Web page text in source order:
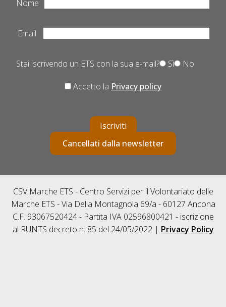
Nome
Email
Stai iscrivendo un ETS con la sua e-mail? Sì No
Accetto la Privacy policy
Iscriviti
Cancellati dalla newsletter
CSV Marche ETS - Centro Servizi per il Volontariato delle
Marche ETS - Via Della Montagnola 69/a - 60127 Ancona
C.F. 93067520424 - Partita IVA 02596800421 - iscrizione
al RUNTS decreto n. 85 del 24/05/2022 | Privacy Policy